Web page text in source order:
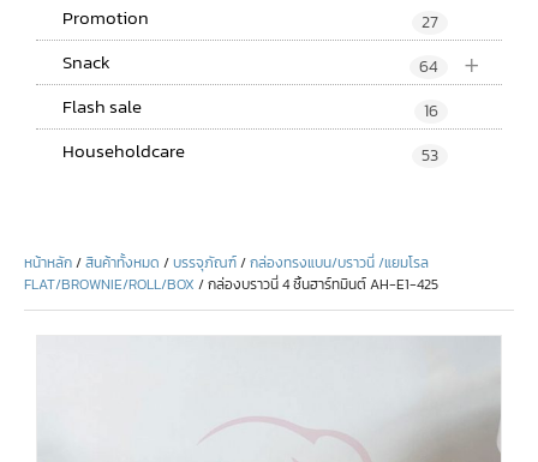
Promotion 27
+
Snack 64
Flash sale 16
Householdcare 53
หน้าหลัก/สินค้าทั้งหมด /บรรจุภัณฑ์/กล่องทรงแบน/บราวนี่ /แยมโรล
FLAT/BROWNIE/ROLL/BOX / กล่องบราวนี่ 4 ชิ้นฮาร์ทมินต์ AH-E1-425